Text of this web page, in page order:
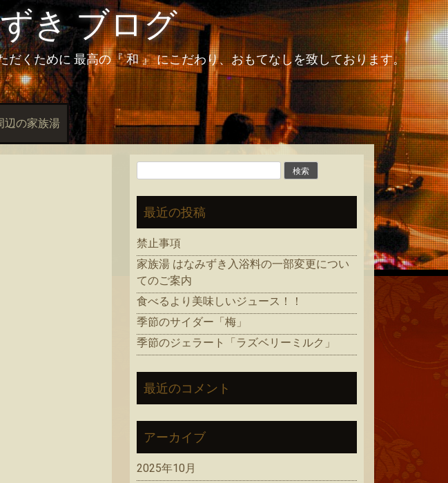
き ブログ
くために 最高の『 和 』 にこだわり、おもてなしを致しております。
辺の家族湯
最近の投稿
禁止事項
家族湯 はなみずき入浴料の一部変更につい
てのご案内
食べるより美味しいジュース！！
季節のサイダー「梅」
季節のジェラート「ラズベリーミルク」
最近のコメント
アーカイブ
2025年10月